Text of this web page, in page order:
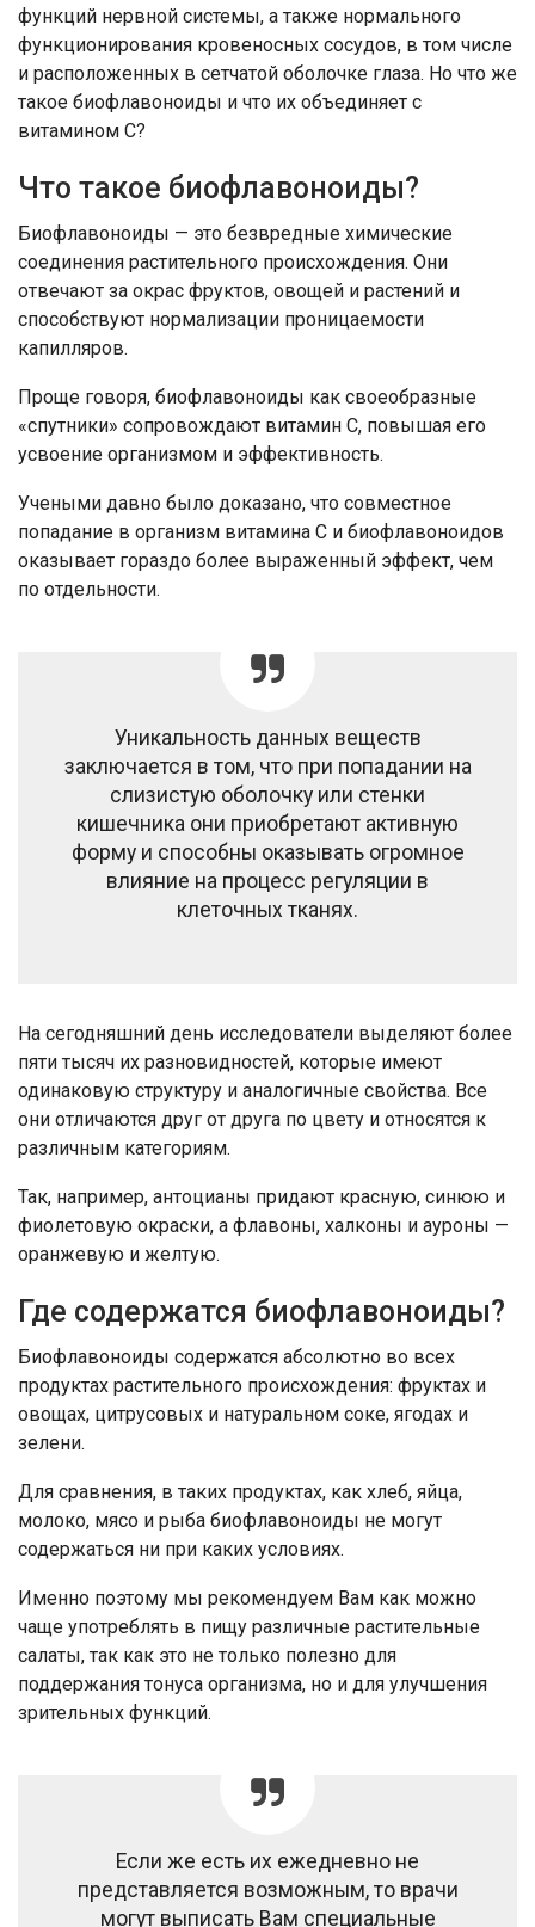
функций нервной системы, а также нормального
функционирования кровеносных сосудов, в том числе
и расположенных в сетчатой оболочке глаза. Но что же
такое биофлавоноиды и что их объединяет с
витамином С?
Что такое биофлавоноиды?
Биофлавоноиды — это безвредные химические
соединения растительного происхождения. Они
отвечают за окрас фруктов, овощей и растений и
способствуют нормализации проницаемости
капилляров.
Проще говоря, биофлавоноиды как своеобразные
«спутники» сопровождают витамин С, повышая его
усвоение организмом и эффективность.
Учеными давно было доказано, что совместное
попадание в организм витамина С и биофлавоноидов
оказывает гораздо более выраженный эффект, чем
по отдельности.
Уникальность данных веществ
заключается в том, что при попадании на
слизистую оболочку или стенки
кишечника они приобретают активную
форму и способны оказывать огромное
влияние на процесс регуляции в
клеточных тканях.
На сегодняшний день исследователи выделяют более
пяти тысяч их разновидностей, которые имеют
одинаковую структуру и аналогичные свойства. Все
они отличаются друг от друга по цвету и относятся к
различным категориям.
Так, например, антоцианы придают красную, синюю и
фиолетовую окраски, а флавоны, халконы и ауроны —
оранжевую и желтую.
Где содержатся биофлавоноиды?
Биофлавоноиды содержатся абсолютно во всех
продуктах растительного происхождения: фруктах и
овощах, цитрусовых и натуральном соке, ягодах и
зелени.
Для сравнения, в таких продуктах, как хлеб, яйца,
молоко, мясо и рыба биофлавоноиды не могут
содержаться ни при каких условиях.
Именно поэтому мы рекомендуем Вам как можно
чаще употреблять в пищу различные растительные
салаты, так как это не только полезно для
поддержания тонуса организма, но и для улучшения
зрительных функций.
Если же есть их ежедневно не
представляется возможным, то врачи
могут выписать Вам специальные